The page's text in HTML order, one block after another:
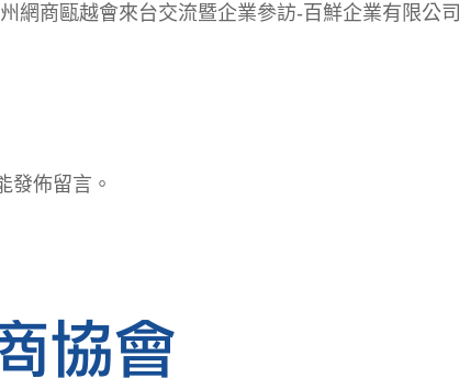
網商甌越會來台交流暨企業參訪-百鮮企業有限公司
發佈留言。